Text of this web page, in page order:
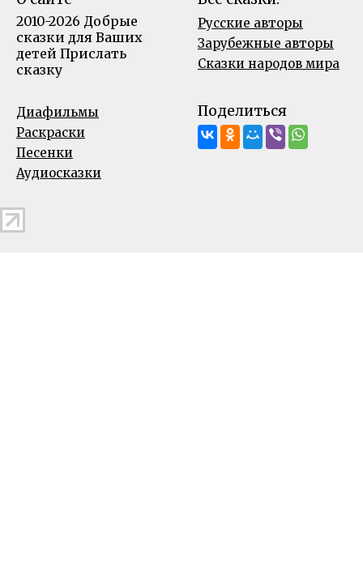
2010-2026 Добрые
сказки для Ваших
детей Прислать
сказку
Русские авторы
Зарубежные авторы
Сказки народов мира
Диафильмы
Раскраски
Песенки
Аудиосказки
Поделиться